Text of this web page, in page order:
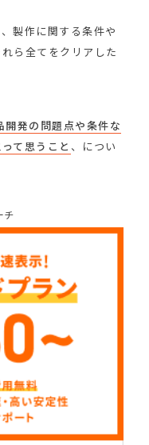
製作に関する条件や
ら全てをクリアした
開発の問題点や条件な
て思うこと 、につい
チ